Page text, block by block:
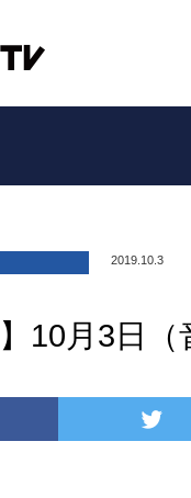
2019.10.3
10月3日（